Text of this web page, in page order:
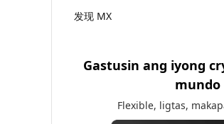
发现 MX
Gastusin ang iyong
mundo
Flexible, ligtas,